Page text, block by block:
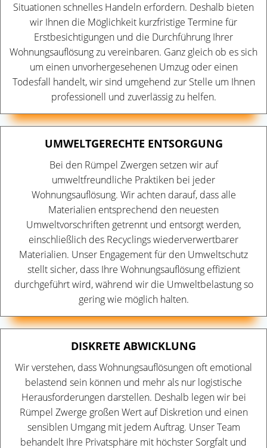
Situationen schnelles Handeln erfordern. Deshalb bieten
wir Ihnen die Möglichkeit kurzfristige Termine für
Erstbesichtigungen und die Durchführung Ihrer
Wohnungsauflösung zu vereinbaren. Ganz gleich ob es sich
um einen unvorhergesehenen Umzug oder einen
Todesfall handelt, wir sind umgehend zur Stelle um Ihnen
professionell und zuverlässig zu helfen.
UMWELTGERECHTE ENTSORGUNG
Bei den Rümpel Zwergen setzen wir auf
umweltfreundliche Praktiken bei jeder
Wohnungsauflösung. Wir achten darauf, dass alle
Materialien entsprechend den neuesten
Umweltvorschriften getrennt und entsorgt werden,
einschließlich des Recyclings wiederverwertbarer
Materialien. Unser Engagement für den Umweltschutz
stellt sicher, dass Ihre Wohnungsauflösung effizient
durchgeführt wird, während wir die Umweltbelastung so
gering wie möglich halten.
DISKRETE ABWICKLUNG
Wir verstehen, dass Wohnungsauflösungen oft emotional
belastend sein können und mehr als nur logistische
Herausforderungen darstellen. Deshalb legen wir bei
Rümpel Zwerge großen Wert auf Diskretion und einen
sensiblen Umgang mit jedem Auftrag. Unser Team
behandelt Ihre Privatsphäre mit höchster Sorgfalt und